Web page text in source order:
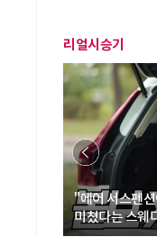
리얼시승기
"에어 서스펜
미쳤다는 스웨